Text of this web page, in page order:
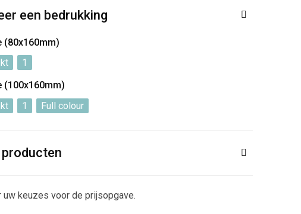
een bedrukking
(80x160mm)
1
(100x160mm)
1 Full colour
uw keuzes voor de prijsopgave.